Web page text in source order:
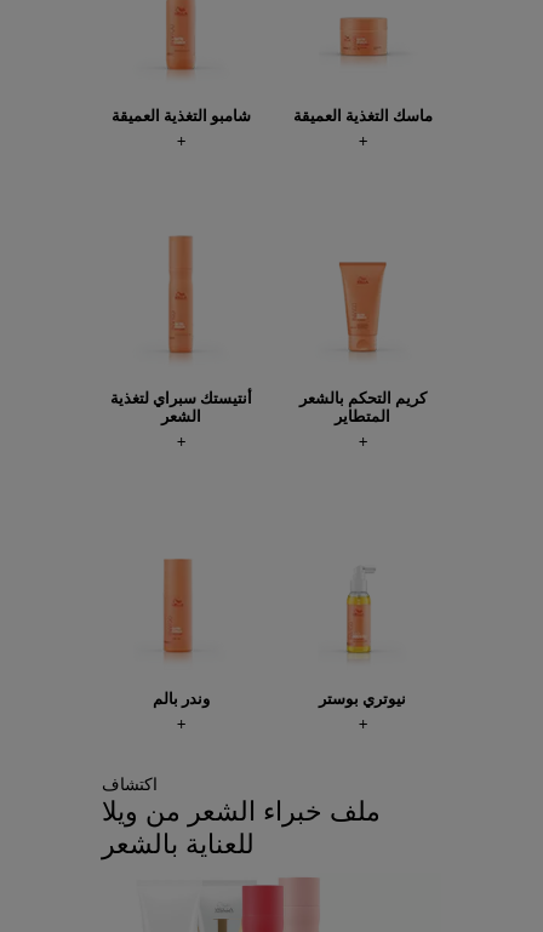
ماسك التغذية العميقة شامبو التغذية العميقة
كريم التحكم بالشعر
المتطاير
أنتيستك سبراي لتغذية
الشعر
نيوتري بوستر وندر بالم
اكتشاف
ملف خبراء الشعر من ويلا
للعناية بالشعر